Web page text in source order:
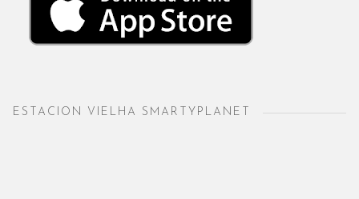
ESTACION VIELHA SMARTYPLANET